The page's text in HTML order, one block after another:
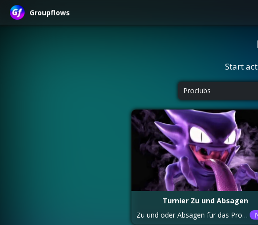
Groupflows
Start
Proclubs
Turnier Zu und Absagen
Zu und oder Absagen für das Proclubs Turnier mit den Pokemon Hunters. Bei 3x nicht Abstimmen, folgt der rauswurf!